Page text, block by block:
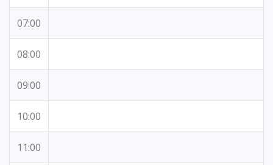
07:00
08:00
09:00
10:00
11:00